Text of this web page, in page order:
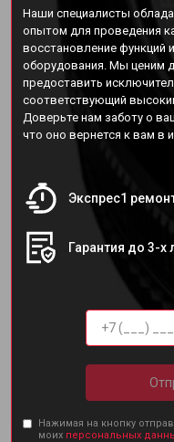
Наши специалисты
опытом для проведения
восстановление функций
оборудования. Мы ценим
предоставить
соответствующий
Доверьте нам заботу о
что оно вернется к вам в
Экспрес1
Гарантия до 3-х
Нажимая на кнопку
моих персональных